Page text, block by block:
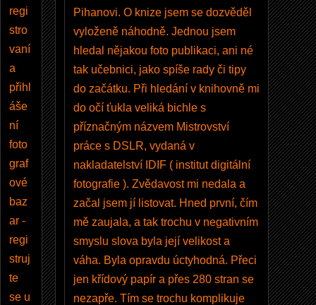
regi
stro
vaní
a
přihl
áše
ní
foto
graf
ové
baz
ar -
regi
struj
te
se u
Pihanovi. O knize jsem se dozvěděl
vyloženě náhodně. Jednou jsem
hledal nějakou foto publikaci, ani né
tak učebnici, jako spíše rady či tipy
do začátku. Při hledání v knihovně mi
do očí ťukla veliká bichle s
příznačným názvem Mistrovství
práce s DSLR, vydaná v
nakladatelství IDIF ( institut digitální
fotografie ). Zvědavost mi nedala a
začal jsem jí listovat. Hned první, čím
mě zaujala, a tak trochu v negativním
smyslu slova byla její velikost a
váha. Byla opravdu úctyhodná. Přeci
jen křídový papír a přes 280 stran se
nezapře. Tím se trochu komplikuje
přihl
ásít
e,
získ
áte
mož
nost
publ
ikov
kom
entá
ře,
vklá
dat